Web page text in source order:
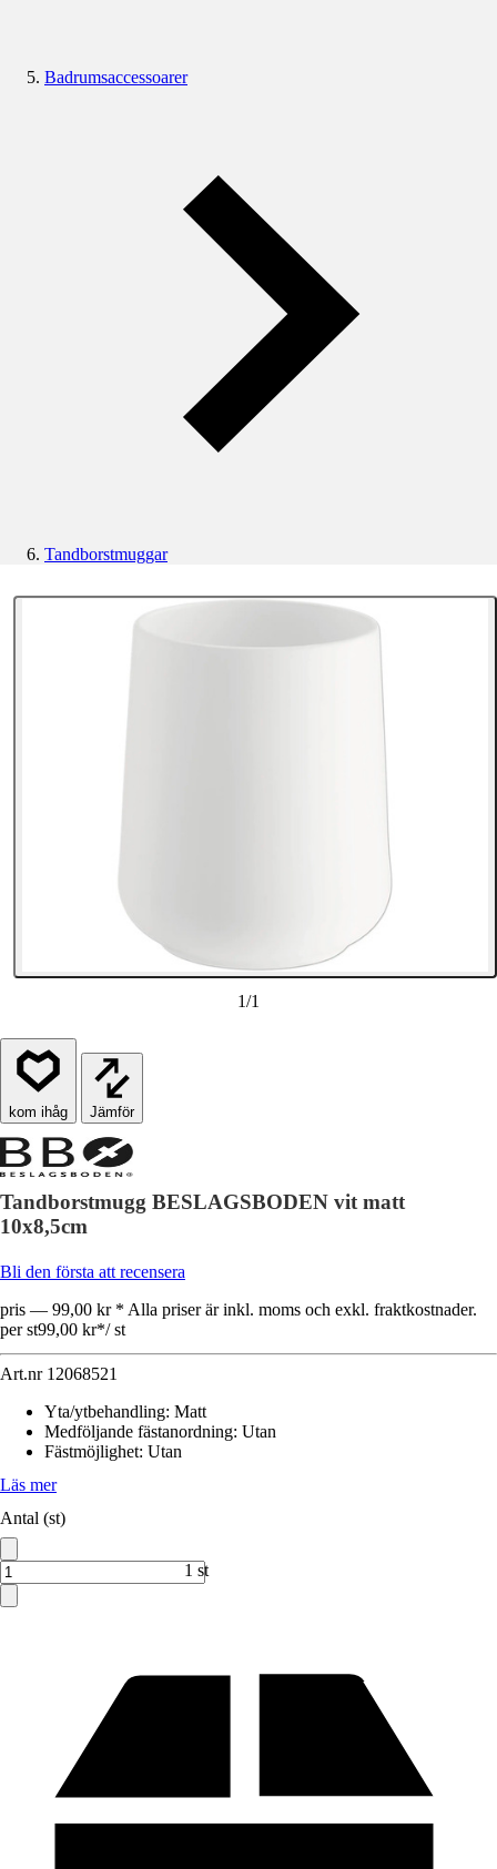
Badrumsaccessoarer
Tandborstmuggar
1/1
Jämför
Tandborstmugg BESLAGSBODEN vit matt
10x8,5cm
Bli den första att recensera
pris — 99,00 kr * Alla priser är inkl. moms och exkl. fraktkostnader.
per st99,00 kr*/ st
Art.nr 12068521
Yta/ytbehandling: Matt
Medföljande fästanordning: Utan
Fästmöjlighet: Utan
Läs mer
Antal (st)
1 st